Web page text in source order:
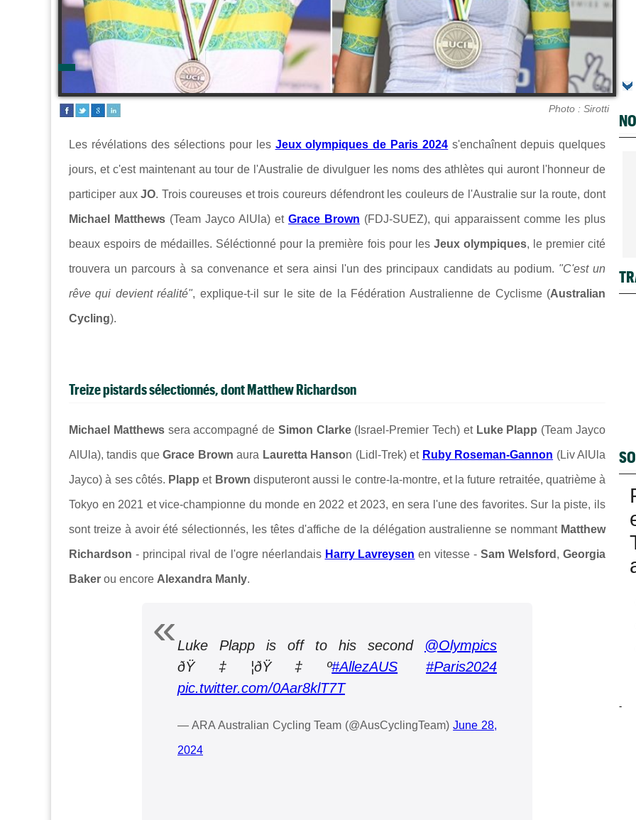
Photo : Sirotti
Les révélations des sélections pour les Jeux olympiques de Paris 2024 s'enchaînent depuis quelques
jours, et c'est maintenant au tour de l'Australie de divulguer les noms des athlètes qui auront l'honneur de
participer auxJO. Trois coureuses et trois coureurs défendront les couleurs de l'Australie sur la route, dont
Michael Matthews (Team Jayco AlUla) et Grace Brown (FDJ-SUEZ), qui apparaissent comme les plus
beaux espoirs de médailles. Séléctionné pour la première fois pour les Jeux olympiques, le premier cité
trouvera un parcours à sa convenance et sera ainsi l'un des principaux candidats au podium. "C'est un
rêve qui devient réalité", explique-t-il sur le site de la Fédération Australienne de Cyclisme (Australian
Cycling).
Treize pistards sélectionnés, dont Matthew Richardson
Michael Matthewssera accompagné de Simon Clarke(Israel-Premier Tech) et Luke Plapp (Team Jayco
AlUla), tandis queGrace Brown aura Lauretta Hanson (Lidl-Trek) et Ruby Roseman-Gannon (Liv AlUla
Jayco) à ses côtés. Plapp et Brown disputeront aussi le contre-la-montre, et la future retraitée, quatrième à
Tokyo en 2021 et vice-championne du monde en 2022 et 2023, en sera l'une des favorites. Sur la piste, ils
sont treize à avoir été sélectionnés, les têtes d'affiche de la délégation australienne se nommant Matthew
Richardson - principal rival de l'ogre néerlandais Harry Lavreysen en vitesse -Sam Welsford ,Georgia
Baker ou encore Alexandra Manly.
Luke Plapp is off to his second @Olympics
ðŸ‡¦ðŸ‡º#AllezAUS
#Paris2024
pic.twitter.com/0Aar8klT7T
— ARA Australian Cycling Team (@AusCyclingTeam)June 28,
2024
-